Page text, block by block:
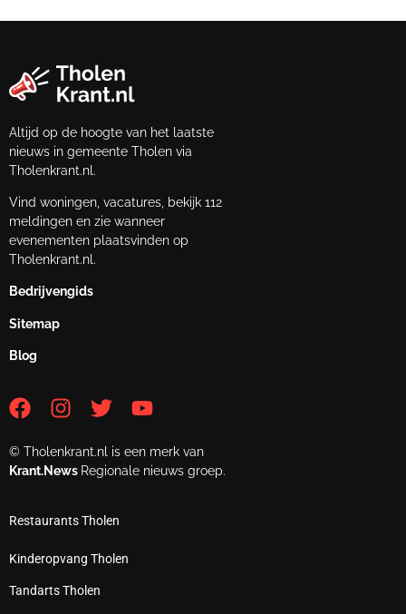
Altijd op de hoogte van het laatste
nieuws in gemeente Tholen via
Tholenkrant.nl.
Vind woningen, vacatures, bekijk 112
meldingen en zie wanneer
evenementen plaatsvinden op
Tholenkrant.nl.
Bedrijvengids
Sitemap
Blog
© Tholenkrant.nl is een merk van
Krant.News Regionale nieuws groep.
Restaurants Tholen
Kinderopvang Tholen
Tandarts Tholen